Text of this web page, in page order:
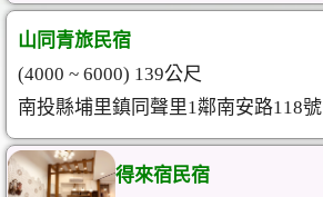
山同青旅民宿
(4000 ~ 6000) 139公尺
南投縣埔里鎮同聲里1鄰南安路118號
得來宿民宿